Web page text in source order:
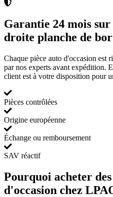
Garantie 24 mois
droite planche de
Chaque pièce auto d'occasion est
par nos experts avant expédition.
client est à votre disposition pour
Pièces contrôlées
Origine européenne
Échange ou remboursement
SAV réactif
Pourquoi acheter
d'occasion chez